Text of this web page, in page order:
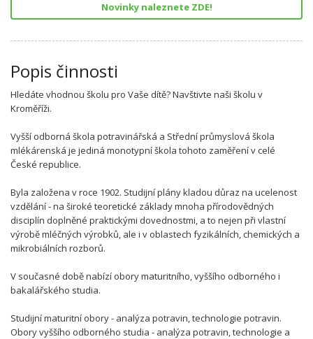
Novinky naleznete ZDE!
Popis činnosti
Hledáte vhodnou školu pro Vaše dítě? Navštivte naši školu v
Kroměříži.
Vyšší odborná škola potravinářská a Střední průmyslová škola
mlékárenská je jediná monotypní škola tohoto zaměření v celé
České republice.
Byla založena v roce 1902. Studijní plány kladou důraz na ucelenost
vzdělání - na široké teoretické základy mnoha přírodovědných
disciplín doplněné praktickými dovednostmi, a to nejen při vlastní
výrobě mléčných výrobků, ale i v oblastech fyzikálních, chemických a
mikrobiálních rozborů.
V současné době nabízí obory maturitního, vyššího odborného i
bakalářského studia.
Studijní maturitní obory - analýza potravin, technologie potravin.
Obory vyššího odborného studia - analýza potravin, technologie a